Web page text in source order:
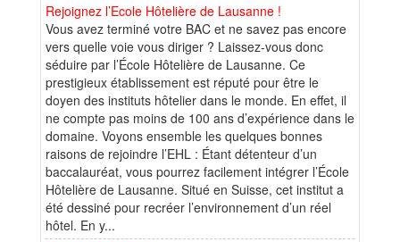
Rejoignez l’Ecole Hôtelière de Lausanne !
Vous avez terminé votre BAC et ne savez pas encore
vers quelle voie vous diriger ? Laissez-vous donc
séduire par l’École Hôtelière de Lausanne. Ce
prestigieux établissement est réputé pour être le
doyen des instituts hôtelier dans le monde. En effet, il
ne compte pas moins de 100 ans d’expérience dans le
domaine. Voyons ensemble les quelques bonnes
raisons de rejoindre l’EHL : Étant détenteur d’un
baccalauréat, vous pourrez facilement intégrer l’École
Hôtelière de Lausanne. Situé en Suisse, cet institut a
été dessiné pour recréer l’environnement d’un réel
hôtel. En y...